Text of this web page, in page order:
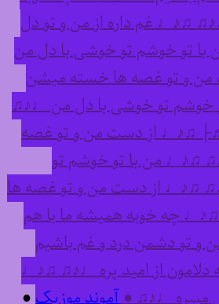
♫♪♩ غم داره از من و تو دل
تو خوشم تو خوشی با دل من
و تو غصه ها خسته میشن
تو خوشی با دل من ♩♪♫
♫♪♩ از دست من و تو غصه
♫♪♩ من با تو خوشم تو
♫♪♩ از دست من و تو غصه ها
چه خوبه همیشه ما با هم
تو دشمن درد و غم باشیم
از امید پره ♩♪♫ ♫♪♩
میبره ♩♪♫ ●آموند موزیک●